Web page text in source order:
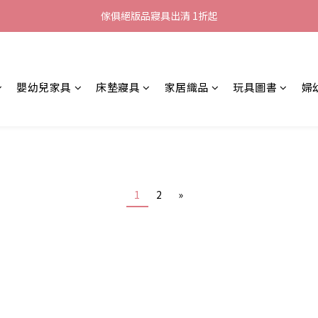
加入LINE好友就送您200元折價卷
傢俱絕版品寢具出清 1折起
加入LINE好友就送您200元折價卷
嬰幼兒家具 床墊寢具 家居織品 玩具圖書 婦
1 2 »